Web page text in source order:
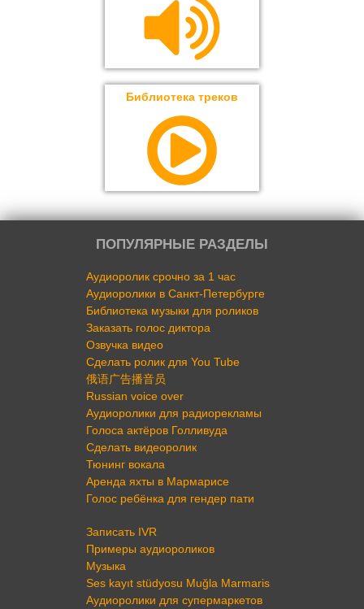
Библиотека треков
ПОПУЛЯРНЫЕ РАЗДЕЛЫ
Аудиоролик срочно за 1 час
Аудиоролики в Санкт-Петербурге
Библиотека музыки для роликов
Заказать голос диктора
Озвучка видео
Сделать ролик для You Tube
俄语广告播音员
Russian voice over
Аудиоролики для радиорекламы
Голоса актёров Голливуда
Сделать видеоролик
Тюнинг вокала
Аренда яхты в Мармарисе
Голос ребёнка для гендер пати
Записать IVR
Примеры аудиороликов
Музыка
Ses kayıt stüdyosu Muğla Marmaris
Аудиоролики для супермаркетов